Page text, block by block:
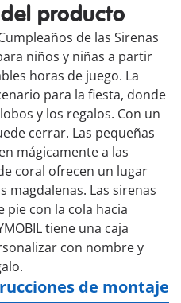
producto
de las Sirenas
niños y niñas a partir
horas de juego. La
para la fiesta, donde
y los regalos. Con un
cerrar. Las pequeñas
mágicamente a las
coral ofrecen un lugar
magdalenas. Las sirenas
pie con la cola hacia
tiene una caja
con nombre y
de montaje